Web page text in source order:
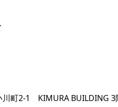
川町2-1 KIMURA BUILDING 3